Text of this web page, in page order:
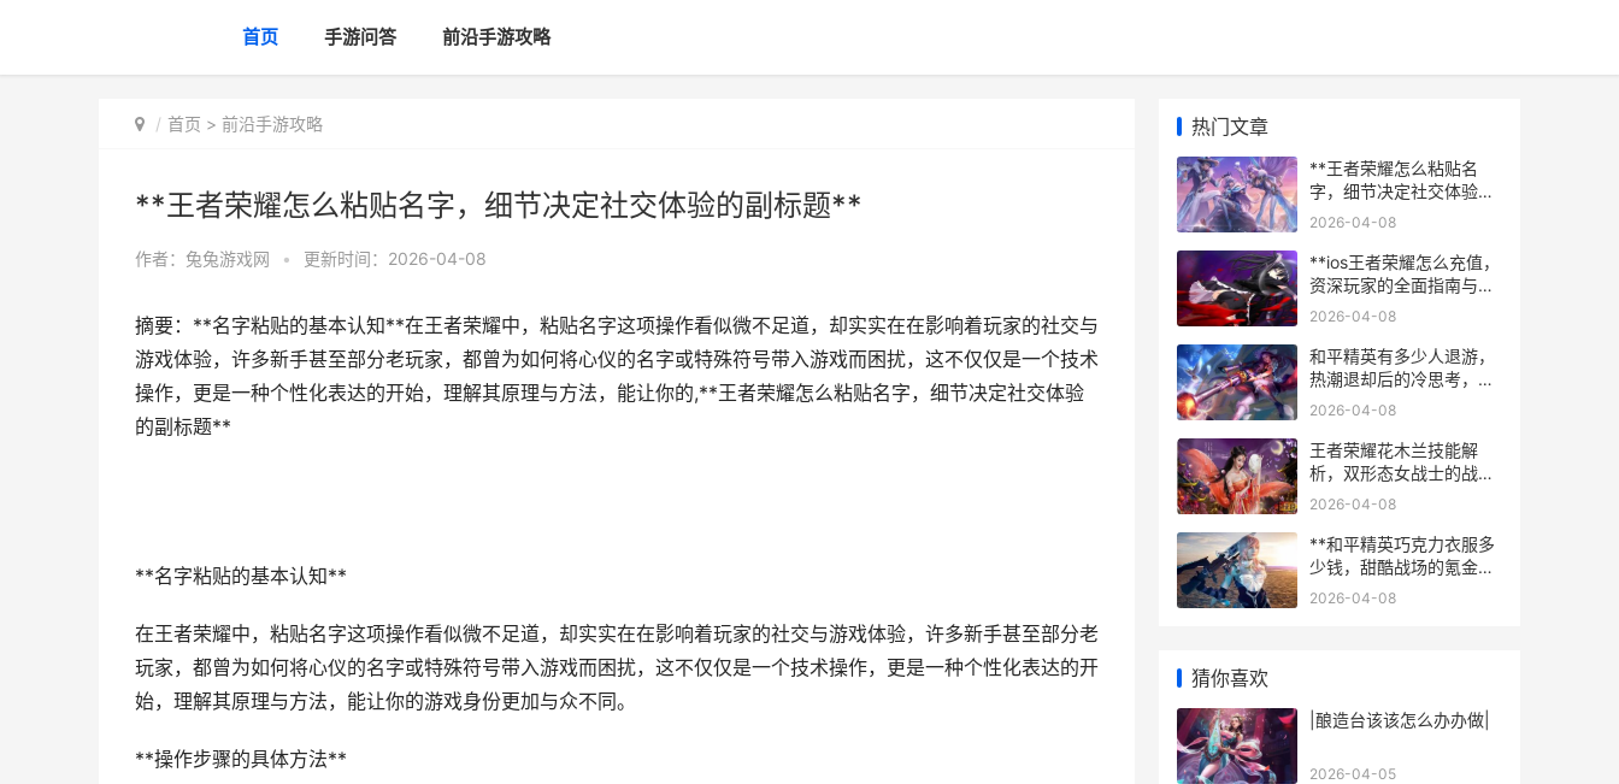
首页 手游问答 前沿手游攻略
首页 > 前沿手游攻略
**王者荣耀怎么粘贴名字，细节决定社交体验的副标题**
作者： 兔兔游戏网 • 更新时间：2026-04-08
摘要：**名字粘贴的基本认知**在王者荣耀中，粘贴名字这项操作看似微不足道，却实实在在影响着玩家的社交与
游戏体验，许多新手甚至部分老玩家，都曾为如何将心仪的名字或特殊符号带入游戏而困扰，这不仅仅是一个技术
操作，更是一种个性化表达的开始，理解其原理与方法，能让你的,**王者荣耀怎么粘贴名字，细节决定社交体验
的副标题**
**名字粘贴的基本认知**
在王者荣耀中，粘贴名字这项操作看似微不足道，却实实在在影响着玩家的社交与游戏体验，许多新手甚至部分老
玩家，都曾为如何将心仪的名字或特殊符号带入游戏而困扰，这不仅仅是一个技术操作，更是一种个性化表达的开
始，理解其原理与方法，能让你的游戏身份更加与众不同。
**操作步骤的具体方法**
热门文章
**王者荣耀怎么粘贴名
字，细节决定社交体验的
副标题**
2026-04-08
**ios王者荣耀怎么充值，
资深玩家的全面指南与心
得分享**
2026-04-08
和平精英有多少人退游，
热潮退却后的冷思考，风
光背后玩家为何离去
2026-04-08
王者荣耀花木兰技能解
析，双形态女战士的战场
艺术，副标题，轻剑沉默
2026-04-08
**和平精英巧克力衣服多
少钱，甜酷战场的氪金艺
术**
2026-04-08
猜你喜欢
|酿造台该该怎么办办做|
2026-04-05